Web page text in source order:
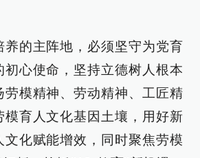
养的主阵地，必须坚守为党育
初心使命，坚持立德树人根本
劳模精神、劳动精神、工匠精
模育人文化基因土壤，用好新
文化赋能增效，同时聚焦劳模